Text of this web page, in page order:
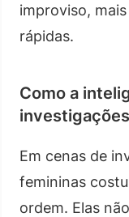
improviso,
rápidas.
Como a
investigações
Em cenas de
femininas
ordem. Elas